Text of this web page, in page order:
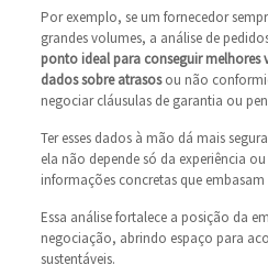
Por exemplo, se um fornecedor
grandes volumes, a análise de
ponto ideal para conseguir melhores
dados sobre atrasosou não
negociar cláusulas de garantia ou
Ter esses dados à mão dá mais
ela não depende só da experiência
informações concretas que
Essa análise fortalece a posição da
negociação, abrindo espaço para
sustentáveis.